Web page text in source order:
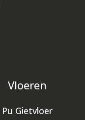
Vloeren
Pu Gietvloer